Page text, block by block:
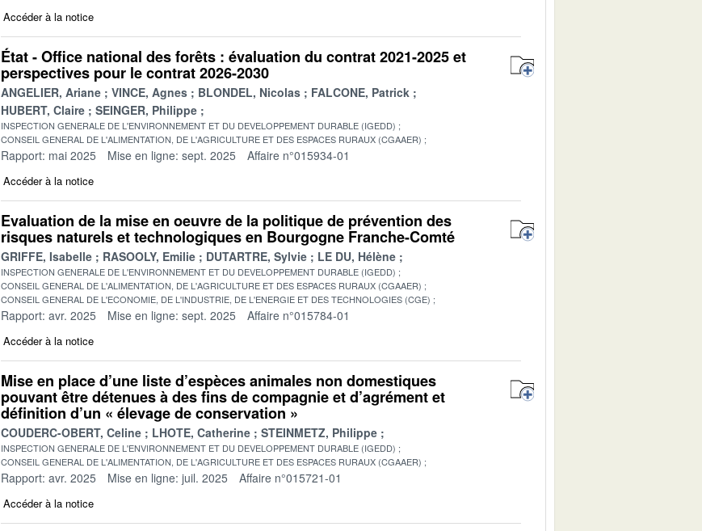
Accéder à la notice
État - Office national des forêts : évaluation du contrat 2021-2025 et
perspectives pour le contrat 2026-2030
ANGELIER, Ariane VINCE, Agnes BLONDEL, Nicolas
FALCONE, Patrick
HUBERT, Claire
SEINGER, Philippe
INSPECTION GENERALE DE L'ENVIRONNEMENT ET DU DEVELOPPEMENT DURABLE (IGEDD)
CONSEIL GENERAL DE L'ALIMENTATION, DE L'AGRICULTURE ET DES ESPACES RURAUX (CGAAER)
Rapport: mai 2025 Mise en ligne: sept. 2025 Affaire n°015934-01
Accéder à la notice
Evaluation de la mise en oeuvre de la politique de prévention des
risques naturels et technologiques en Bourgogne Franche-Comté
GRIFFE, Isabelle RASOOLY, Emilie DUTARTRE, Sylvie LE DU, Hélène
INSPECTION GENERALE DE L'ENVIRONNEMENT ET DU DEVELOPPEMENT DURABLE (IGEDD)
CONSEIL GENERAL DE L'ALIMENTATION, DE L'AGRICULTURE ET DES ESPACES RURAUX (CGAAER)
CONSEIL GENERAL DE L'ECONOMIE, DE L'INDUSTRIE, DE L'ENERGIE ET DES TECHNOLOGIES (CGE)
Rapport: avr. 2025 Mise en ligne: sept. 2025 Affaire n°015784-01
Accéder à la notice
Mise en place d’une liste d’espèces animales non domestiques
pouvant être détenues à des fins de compagnie et d’agrément et
définition d’un « élevage de conservation »
COUDERC-OBERT, Celine LHOTE, Catherine STEINMETZ, Philippe
INSPECTION GENERALE DE L'ENVIRONNEMENT ET DU DEVELOPPEMENT DURABLE (IGEDD)
CONSEIL GENERAL DE L'ALIMENTATION, DE L'AGRICULTURE ET DES ESPACES RURAUX (CGAAER)
Rapport: avr. 2025 Mise en ligne: juil. 2025 Affaire n°015721-01
Accéder à la notice